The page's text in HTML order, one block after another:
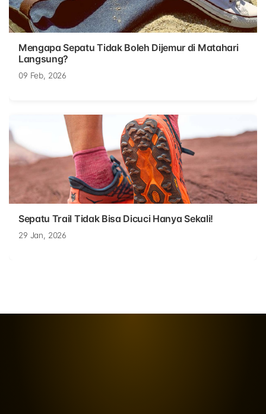
Mengapa Sepatu Tidak Boleh Dijemur di Matahari
Langsung?
09 Feb, 2026
Sepatu Trail Tidak Bisa Dicuci Hanya Sekali!
29 Jan, 2026